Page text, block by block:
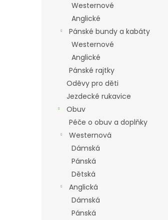
Westernové
Anglické
Pánské bundy a kabáty
Westernové
Anglické
Pánské rajtky
Oděvy pro děti
Jezdecké rukavice
Obuv
Péče o obuv a doplňky
Westernová
Dámská
Pánská
Dětská
Anglická
Dámská
Pánská